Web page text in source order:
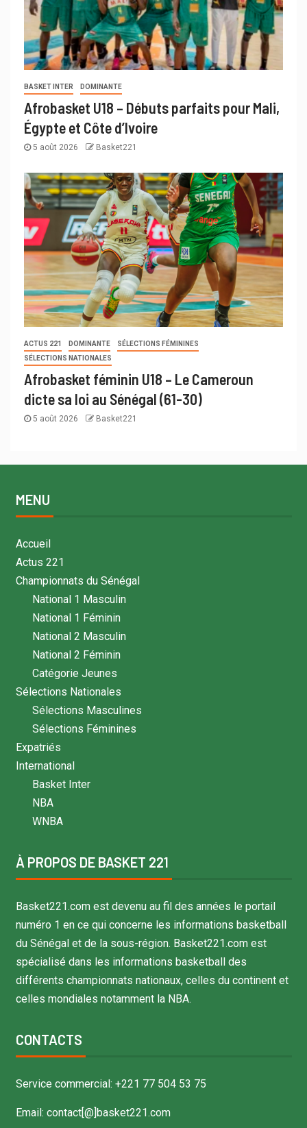
BASKET INTER DOMINANTE
Afrobasket U18 – Débuts parfaits pour Mali,
Égypte et Côte d’Ivoire
5 août 2026 Basket221
ACTUS 221 DOMINANTE
SÉLECTIONS FÉMININES
SÉLECTIONS NATIONALES
Afrobasket féminin U18 – Le Cameroun
dicte sa loi au Sénégal (61-30)
5 août 2026 Basket221
MENU
Accueil
Actus 221
Championnats du Sénégal
National 1 Masculin
National 1 Féminin
National 2 Masculin
National 2 Féminin
Catégorie Jeunes
Sélections Nationales
Sélections Masculines
Sélections Féminines
Expatriés
International
Basket Inter
NBA
WNBA
À PROPOS DE BASKET 221
Basket221.com est devenu au fil des années le portail
numéro 1 en ce qui concerne les informations basketball
du Sénégal et de la sous-région. Basket221.com est
spécialisé dans les informations basketball des
différents championnats nationaux, celles du continent et
celles mondiales notamment la NBA.
CONTACTS
Service commercial: +221 77 504 53 75
Email: contact[@]basket221.com